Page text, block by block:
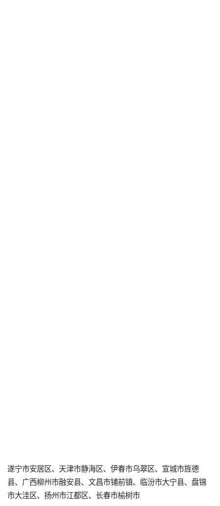
遂宁市安居区、天津市静海区、伊春市乌翠区、宣城市旌德
县、广西柳州市融安县、文昌市铺前镇、临汾市大宁县、盘锦
市大洼区、扬州市江都区、长春市榆树市